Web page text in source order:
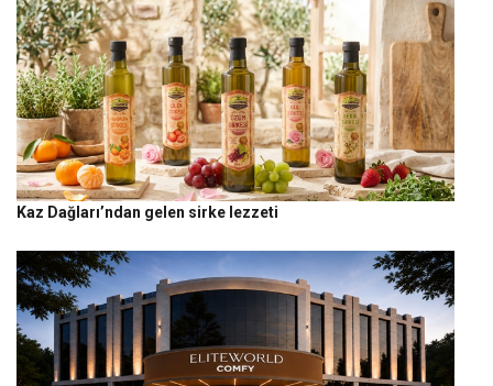
Kaz Dağları’ndan gelen sirke lezzeti